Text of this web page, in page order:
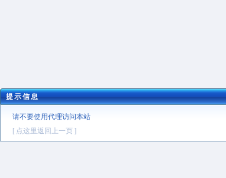
提示信息
请不要使用代理访问本站
[ 点这里返回上一页 ]